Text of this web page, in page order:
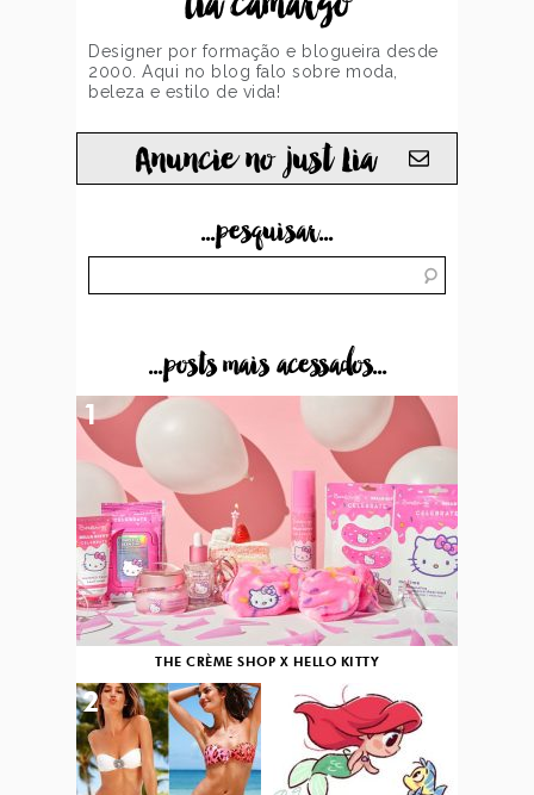
Designer por formação e blogueira desde
2000. Aqui no blog falo sobre moda,
beleza e estilo de vida!
Anuncie no just Lia
...pesquisar...
...posts mais acessados...
THE CRÈME SHOP X HELLO KITTY
1
2 3